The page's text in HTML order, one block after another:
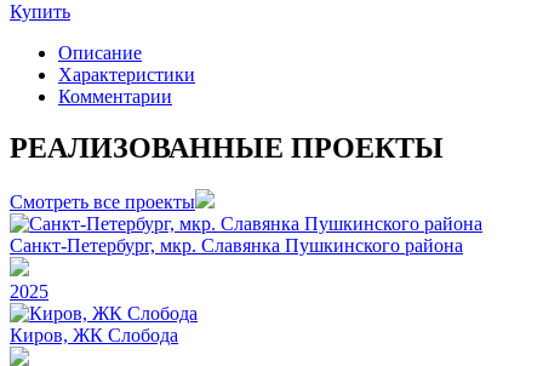
Купить
Описание
Характеристики
Комментарии
РЕАЛИЗОВАННЫЕ ПРОЕКТЫ
Смотреть все проекты
Санкт-Петербург, мкр. Славянка Пушкинского района
2025
Киров, ЖК Слобода